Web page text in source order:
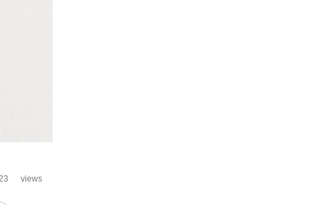
views